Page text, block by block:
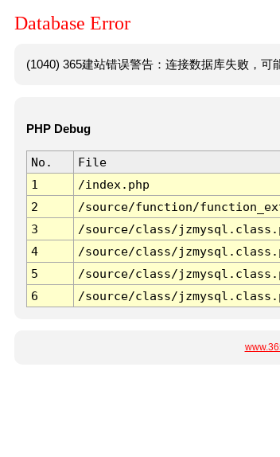
Database Error
(1040) 365建站错误警告：连接数据库失败，可
PHP Debug
No. File
1
/index.php
2
/source/function/
3
/source/class/
4
/source/class/
5
/source/class/
6
/source/class/